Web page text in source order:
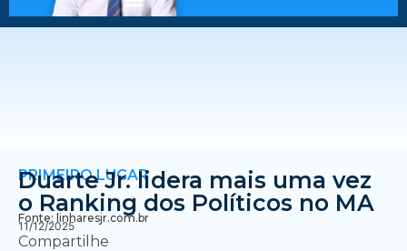
PRIMEIRO LUGAR
Duarte Jr. lidera mais uma vez
o Ranking dos Políticos no MA
Fonte: linharesjr.com.br
11/12/2025
Compartilhe